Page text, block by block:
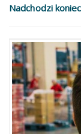
Nadchodzi